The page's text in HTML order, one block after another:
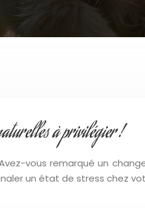
à privilégier !
vous remarqué un
un état de stress chez